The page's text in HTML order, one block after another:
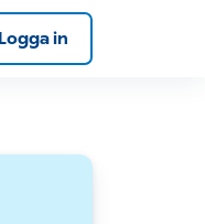
Logga in